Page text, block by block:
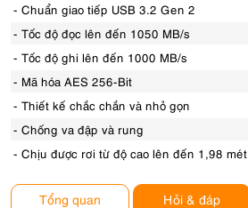
- Chuẩn giao tiếp USB 3.2 Gen 2
- Tốc độ đọc lên đến 1050 MB/s
- Tốc độ ghi lên đến 1000 MB/s
- Mã hóa AES 256-Bit
- Thiết kế chắc chắn và nhỏ gọn
- Chống va đập và rung
- Chịu được rơi từ độ cao lên đến 1,98 mét
Tổng quan Hỏi & đáp